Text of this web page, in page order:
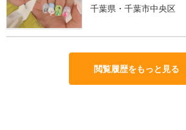
千葉県・千葉市中央区
閲覧履歴をもっと見る